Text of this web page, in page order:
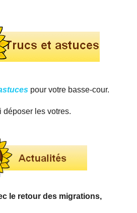
pour votre basse-cour.
déposer les votres.
le retour des migrations,